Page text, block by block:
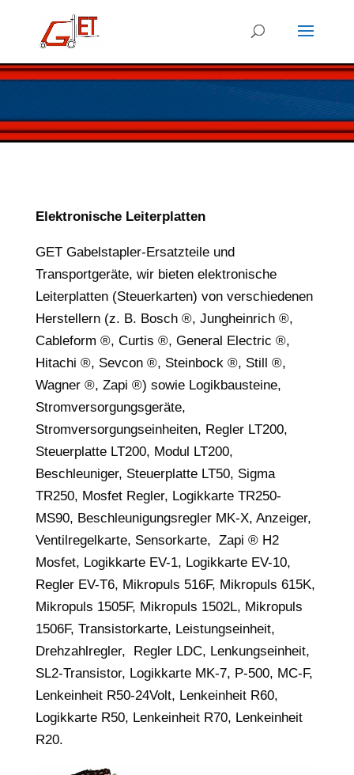
Elektronische Leiterplatten
GET Gabelstapler-Ersatzteile und
Transportgeräte, wir bieten elektronische
Leiterplatten (Steuerkarten) von verschiedenen
Herstellern (z. B. Bosch ®, Jungheinrich ®,
Cableform ®, Curtis ®, General Electric ®,
Hitachi ®, Sevcon ®, Steinbock ®, Still ®,
Wagner ®, Zapi ®) sowie Logikbausteine,
Stromversorgungsgeräte,
Stromversorgungseinheiten, Regler LT200,
Steuerplatte LT200, Modul LT200,
Beschleuniger, Steuerplatte LT50, Sigma
TR250, Mosfet Regler, Logikkarte TR250-
MS90, Beschleunigungsregler MK-X, Anzeiger,
Ventilregelkarte, Sensorkarte, Zapi ® H2
Mosfet, Logikkarte EV-1, Logikkarte EV-10,
Regler EV-T6, Mikropuls 516F, Mikropuls 615K,
Mikropuls 1505F, Mikropuls 1502L, Mikropuls
1506F, Transistorkarte, Leistungseinheit,
Drehzahlregler, Regler LDC, Lenkungseinheit,
SL2-Transistor, Logikkarte MK-7, P-500, MC-F,
Lenkeinheit R50-24Volt, Lenkeinheit R60,
Logikkarte R50, Lenkeinheit R70, Lenkeinheit
R20.